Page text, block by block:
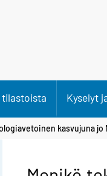
Kyselyt
kasvujuna jo
S